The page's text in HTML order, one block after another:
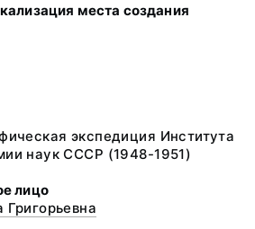
места создания
экспедиция Института
наук СССР (1948-1951)
лицо
Григорьевна